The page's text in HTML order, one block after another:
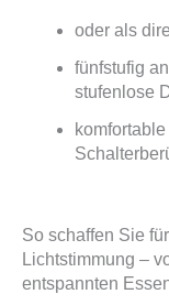
oder als
fünfstufig
stufenlose
komfortable
So schaffen Sie
Lichtstimmung –
entspannten